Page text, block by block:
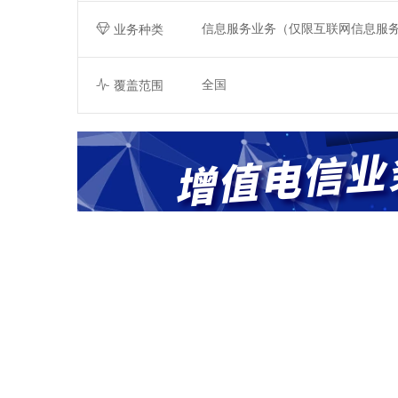
业务种类 信息服务业务（仅限互联网信息服
覆盖范围 全国